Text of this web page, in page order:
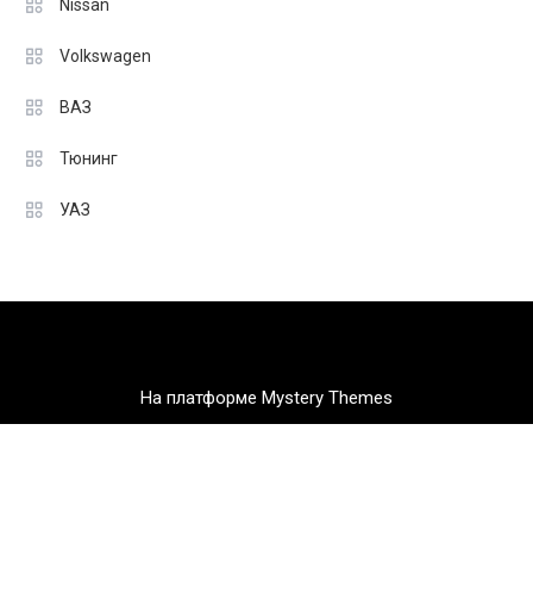
Nissan
Volkswagen
ВАЗ
Тюнинг
УАЗ
На платформе Mystery Themes